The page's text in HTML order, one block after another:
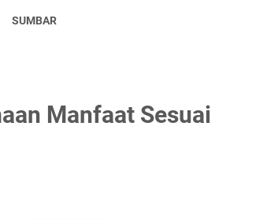
SUMBAR
Manfaat Sesuai